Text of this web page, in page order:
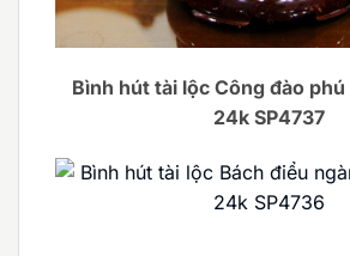
Bình hút tài lộc Công đào
24k SP4737